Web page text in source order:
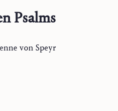
Psalms
von Speyr